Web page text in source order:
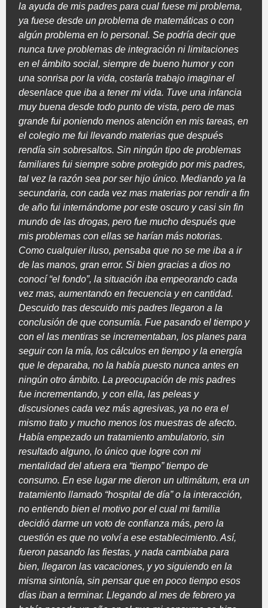
la ayuda de mis padres para cual fuese mi problema,
ya fuese desde un problema de matemáticas o con
algún problema en lo personal. Se podría decir que
nunca tuve problemas de integración ni limitaciones
en el ámbito social, siempre de bueno humor y con
una sonrisa por la vida, costaría trabajo imaginar el
desenlace que iba a tener mi vida. Tuve una infancia
muy buena desde todo punto de vista, pero de mas
grande fui poniendo menos atención en mis tareas, en
el colegio me fui llevando materias que después
rendía sin sobresaltos. Sin ningún tipo de problemas
familiares fui siempre sobre protegido por mis padres,
tal vez la razón sea por ser hijo único. Mediando ya la
secundaria, con cada vez mas materias por rendir a fin
de año fui internándome por este oscuro y casi sin fin
mundo de las drogas, pero fue mucho después que
mis problemas con ellas se harían más notorias.
Como cualquier iluso, pensaba que no se me iba a ir
de las manos, gran error. Si bien gracias a dios no
conocí “el fondo”, la situación iba empeorando cada
vez mas, aumentando en frecuencia y en cantidad.
Descuido tras descuido mis padres llegaron a la
conclusión de que consumía. Fue pasando el tiempo y
con el las mentiras se incrementaban, los planes para
seguir con la mía, los cálculos en tiempo y la energía
que le deparaba, no la había puesto nunca antes en
ningún otro ámbito. La preocupación de mis padres
fue incrementando, y con ella, las peleas y
discusiones cada vez más agresivas, ya no era el
mismo trato y mucho menos los muestras de afecto.
Había empezado un tratamiento ambulatorio, sin
resultado alguno, lo único que logre con mi
mentalidad del afuera era “tiempo” tiempo de
consumo. En ese lugar me dieron un ultimátum, era un
tratamiento llamado “hospital de día” o la interacción,
no entiendo bien el motivo por el cual mi familia
decidió darme un voto de confianza más, pero la
cuestión es que no volví a ese establecimiento. Así,
fueron pasando las fiestas, y nada cambiaba para
bien, llegaron las vacaciones, y yo siguiendo en la
misma sintonía, sin pensar que en poco tiempo esos
días iban a terminar. Llegando al mes de febrero ya